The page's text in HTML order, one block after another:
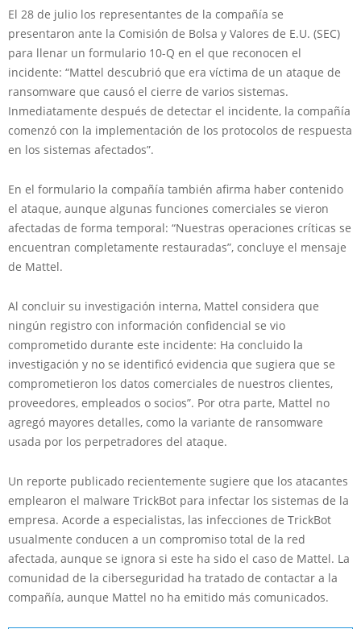
El 28 de julio los representantes de la compañía se
presentaron ante la Comisión de Bolsa y Valores de E.U. (SEC)
para llenar un formulario 10-Q en el que reconocen el
incidente: “Mattel descubrió que era víctima de un ataque de
ransomware que causó el cierre de varios sistemas.
Inmediatamente después de detectar el incidente, la compañía
comenzó con la implementación de los protocolos de respuesta
en los sistemas afectados”.
En el formulario la compañía también afirma haber contenido
el ataque, aunque algunas funciones comerciales se vieron
afectadas de forma temporal: “Nuestras operaciones críticas se
encuentran completamente restauradas”, concluye el mensaje
de Mattel.
Al concluir su investigación interna, Mattel considera que
ningún registro con información confidencial se vio
comprometido durante este incidente: Ha concluido la
investigación y no se identificó evidencia que sugiera que se
comprometieron los datos comerciales de nuestros clientes,
proveedores, empleados o socios”. Por otra parte, Mattel no
agregó mayores detalles, como la variante de ransomware
usada por los perpetradores del ataque.
Un reporte publicado recientemente sugiere que los atacantes
emplearon el malware TrickBot para infectar los sistemas de la
empresa. Acorde a especialistas, las infecciones de TrickBot
usualmente conducen a un compromiso total de la red
afectada, aunque se ignora si este ha sido el caso de Mattel. La
comunidad de la ciberseguridad ha tratado de contactar a la
compañía, aunque Mattel no ha emitido más comunicados.